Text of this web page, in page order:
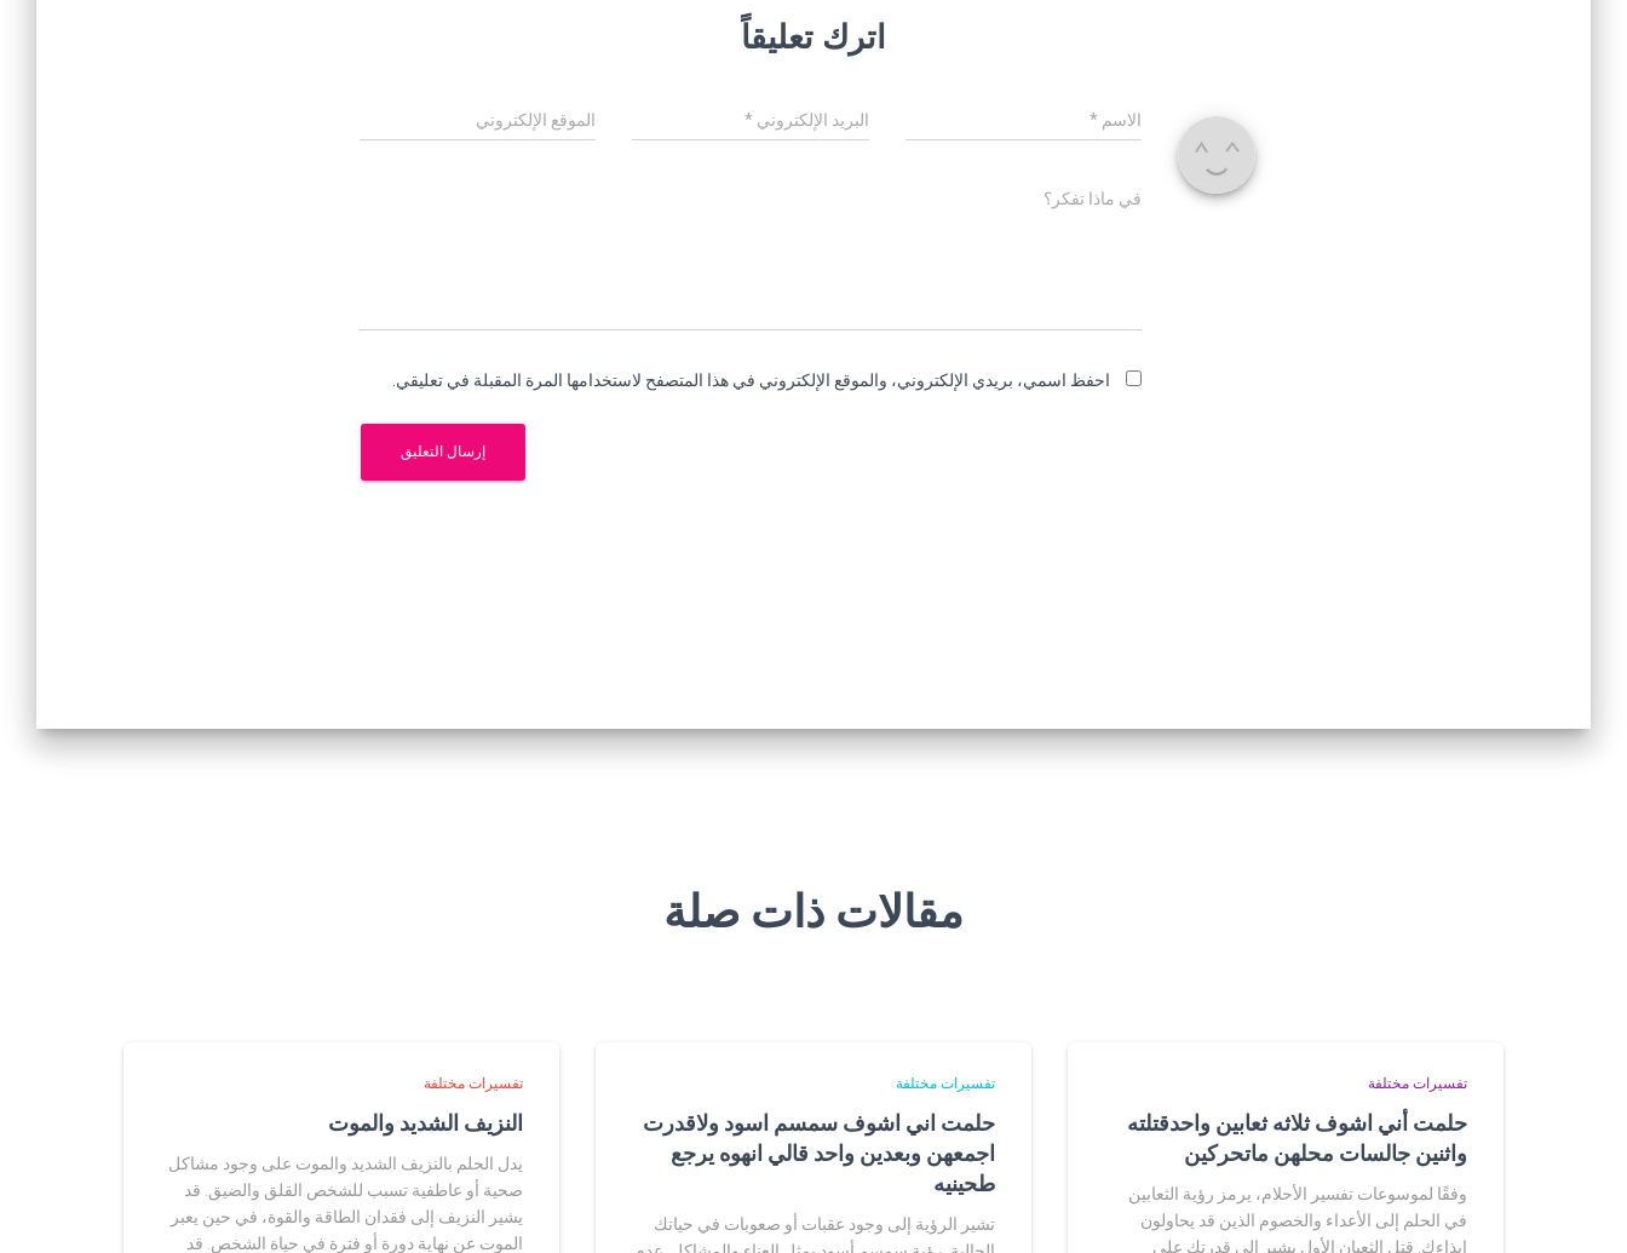
اترك تعليقاً
الاسم * البريد الإلكتروني * الموقع الإلكتروني
في ماذا تفكر؟
احفظ اسمي، بريدي الإلكتروني، والموقع الإلكتروني في هذا المتصفح لاستخدامها المرة المقبلة في تعليقي.
مقالات ذات صلة
تفسيرات مختلفة
حلمت أني اشوف ثلاثه ثعابين واحدقتلته
واثنين جالسات محلهن ماتحركين
وفقًا لموسوعات تفسير الأحلام، يرمز رؤية الثعابين
في الحلم إلى الأعداء والخصوم الذين قد يحاولون
إيذاءك. قتل الثعبان الأول يشير إلى قدرتك على
تفسيرات مختلفة
حلمت اني اشوف سمسم اسود ولاقدرت
اجمعهن وبعدين واحد قالي انهوه يرجع
طحينيه
تشير الرؤية إلى وجود عقبات أو صعوبات في حياتك
تفسيرات مختلفة
النزيف الشديد والموت
يدل الحلم بالنزيف الشديد والموت على وجود مشاكل
صحية أو عاطفية تسبب للشخص القلق والضيق. قد
يشير النزيف إلى فقدان الطاقة والقوة، في حين يعبر
الموت عن نهاية دورة أو فترة في حياة الشخص. قد